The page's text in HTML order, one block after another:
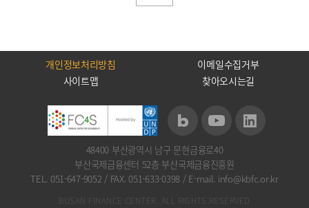
CI
오시는
길
통합검색개인정보처리방침
이메일무단수집거부
개인정보처리방침
이메일수집거부
사이트맵
찾아오시는길
48400 부산광역시 남구 문현금융로40
부산국제금융센터 52층 부산국제금융진흥원
TEL. 051-647-9052 / FAX. 051-633-0398/ E-mail. info@kbfc.or.kr
BUSAN FINANCE CENTER. ALL RIGHTS RESERVED